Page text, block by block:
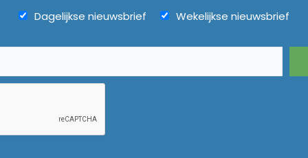
Dagelijkse nieuwsbrief Wekelijkse nieuwsbrief